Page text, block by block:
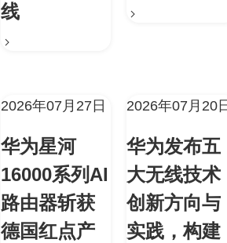
线
2026年07月27日
华为星河
16000系列AI
路由器斩获
德国红点产
2026年07月20
华为发布五
大无线技术
创新方向与
实践，构建